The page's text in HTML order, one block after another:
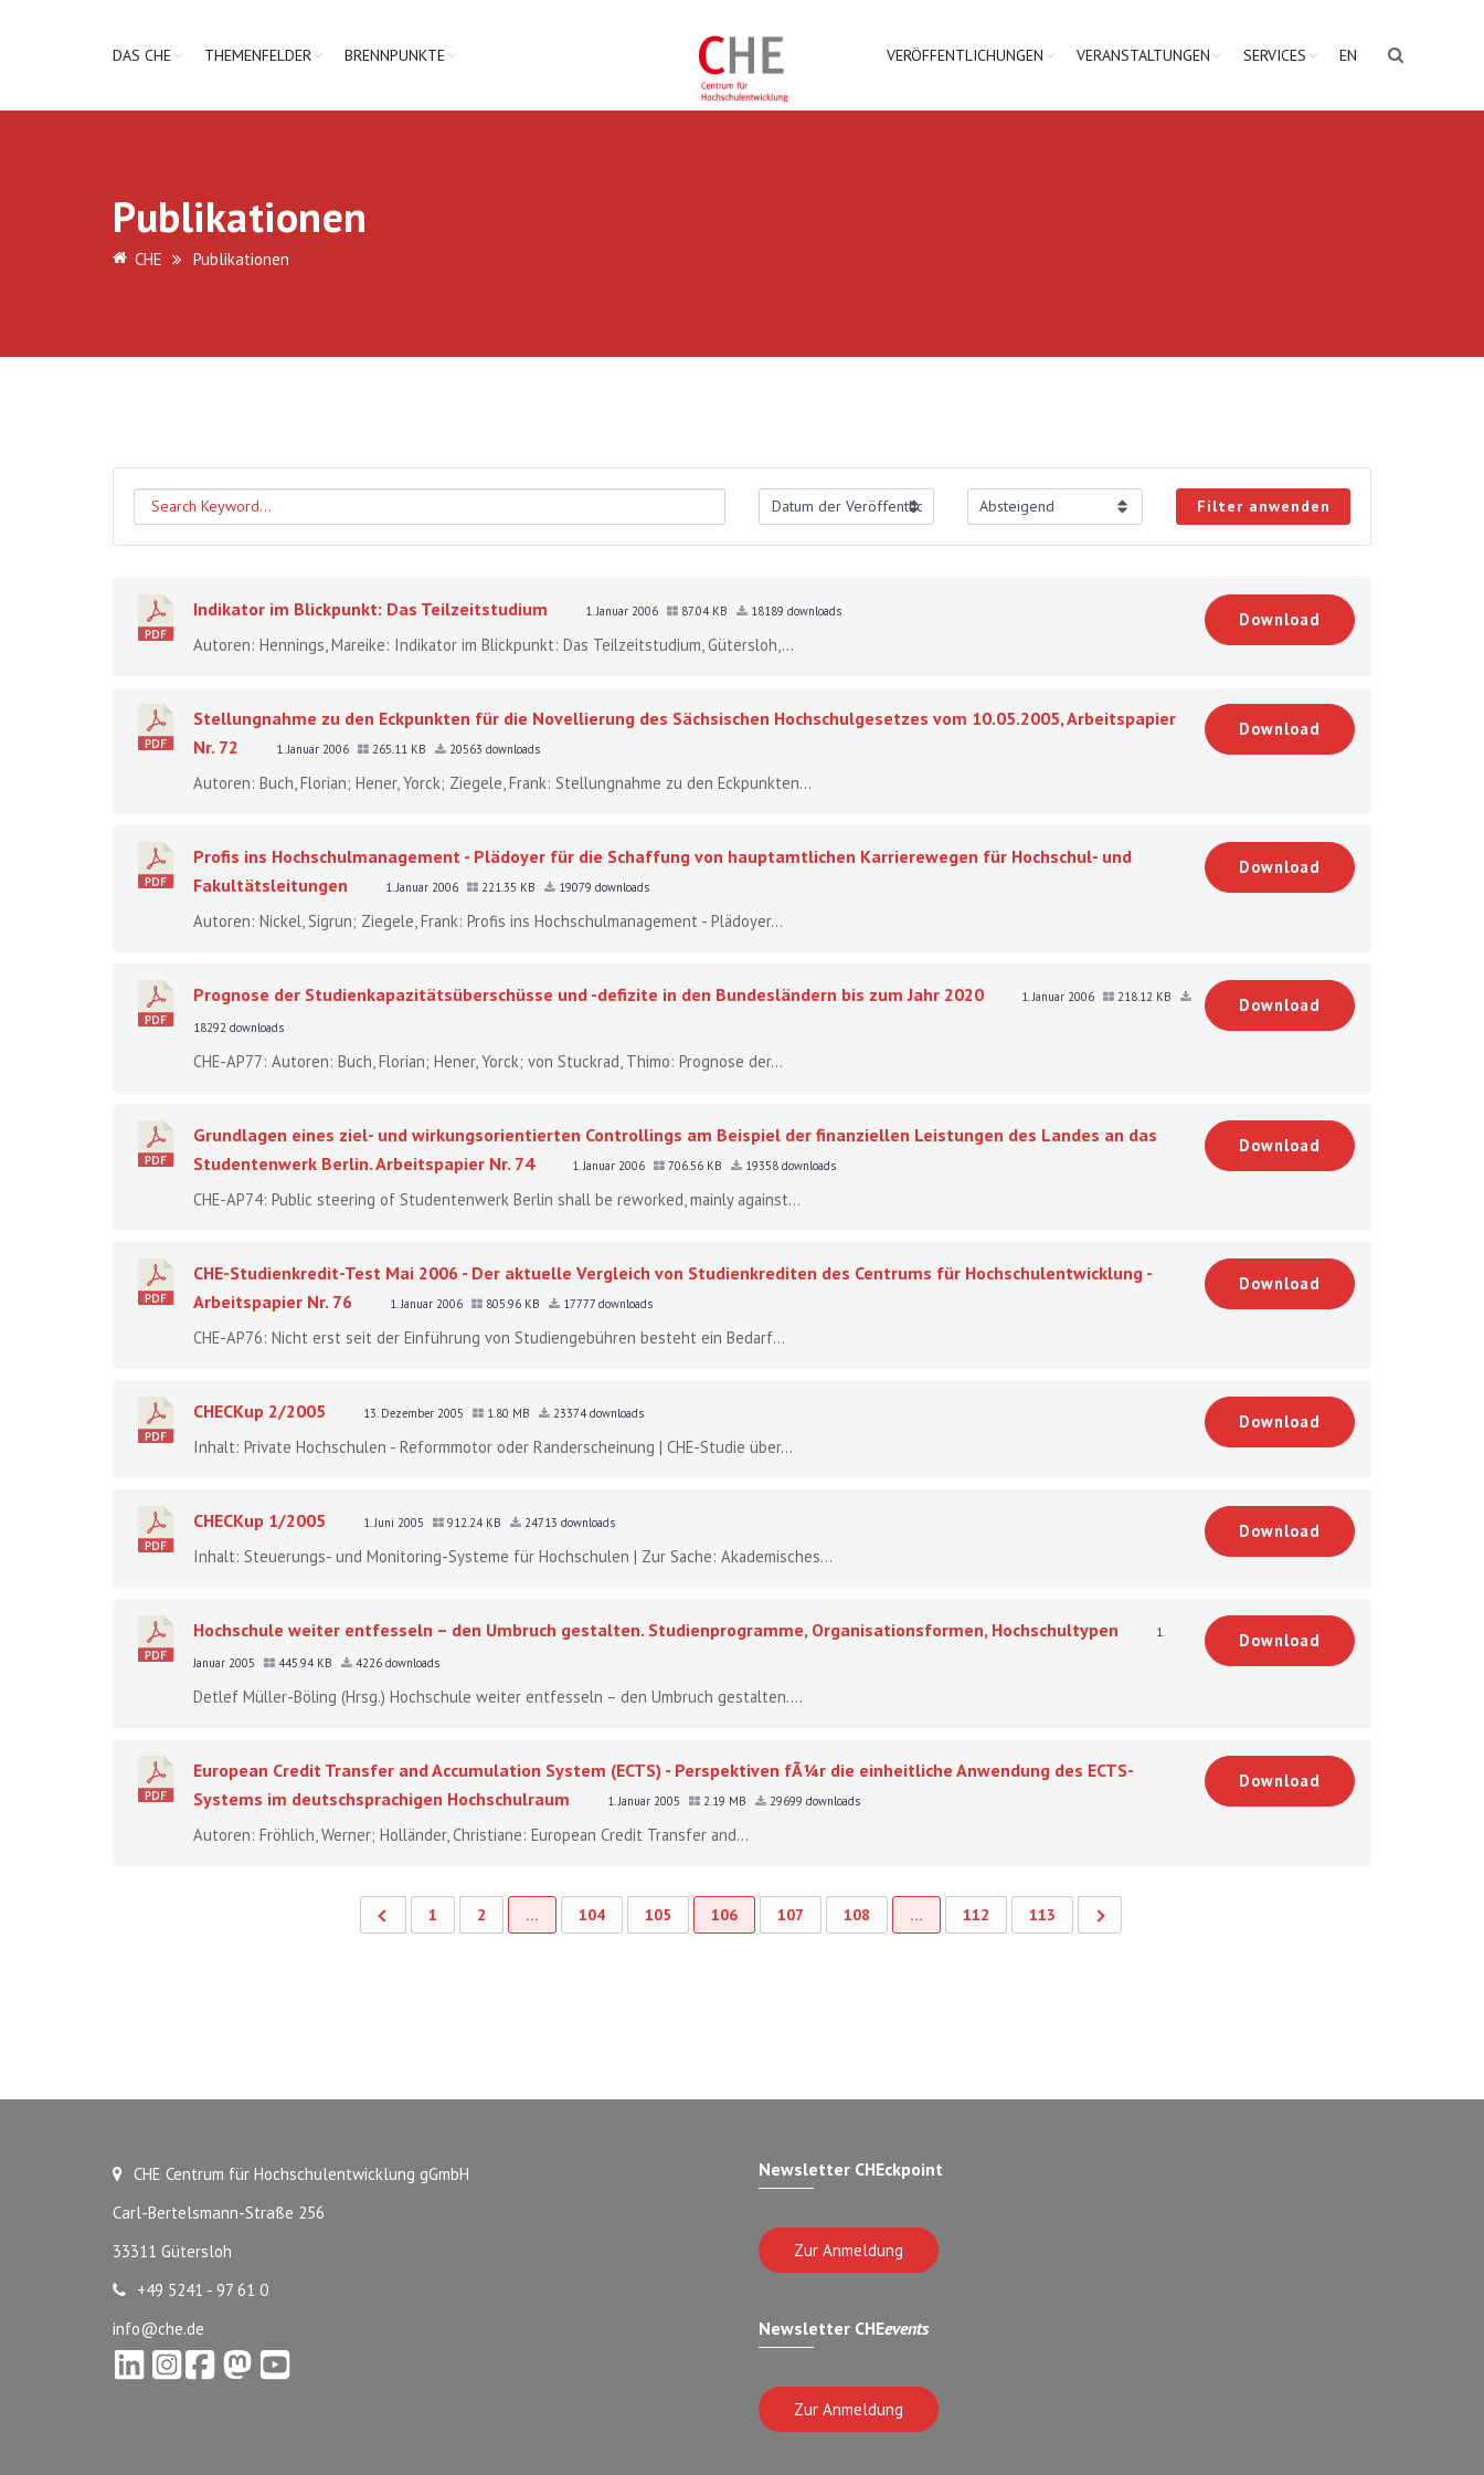
DAS CHE THEMENFELDER BRENNPUNKTE VERÖFFENTLICHUNGEN VERANSTALTUNGEN SERVICES EN
Publikationen
CHE Publikationen
Filter anwenden
Indikator im Blickpunkt: Das Teilzeitstudium 1. Januar 2006 87.04 KB 18189 downloads
Autoren: Hennings, Mareike: Indikator im Blickpunkt: Das Teilzeitstudium, Gütersloh,...
Download
Stellungnahme zu den Eckpunkten für die Novellierung des Sächsischen Hochschulgesetzes vom 10.05.2005, Arbeitspapier
Nr. 72
1. Januar 2006 265.11 KB 20563 downloads
Autoren: Buch, Florian; Hener, Yorck; Ziegele, Frank: Stellungnahme zu den Eckpunkten...
Download
Profis ins Hochschulmanagement - Plädoyer für die Schaffung von hauptamtlichen Karrierewegen für Hochschul- und
Fakultätsleitungen
1. Januar 2006 221.35 KB 19079 downloads
Autoren: Nickel, Sigrun; Ziegele, Frank: Profis ins Hochschulmanagement - Plädoyer...
Download
Prognose der Studienkapazitätsüberschüsse und -defizite in den Bundesländern bis zum Jahr 2020 1. Januar 2006
218.12 KB
18292 downloads
CHE-AP77: Autoren: Buch, Florian; Hener, Yorck; von Stuckrad, Thimo: Prognose der...
Download
Grundlagen eines ziel- und wirkungsorientierten Controllings am Beispiel der finanziellen Leistungen des Landes an das
Studentenwerk Berlin. Arbeitspapier Nr. 74
1. Januar 2006 706.56 KB 19358 downloads
CHE-AP74: Public steering of Studentenwerk Berlin shall be reworked, mainly against...
Download
CHE-Studienkredit-Test Mai 2006 - Der aktuelle Vergleich von Studienkrediten des Centrums für Hochschulentwicklung -
Arbeitspapier Nr. 76
1. Januar 2006 805.96 KB 17777 downloads
CHE-AP76: Nicht erst seit der Einführung von Studiengebühren besteht ein Bedarf...
Download
CHECKup 2/2005 13. Dezember 2005 1.80 MB 23374 downloads
Inhalt: Private Hochschulen - Reformmotor oder Randerscheinung | CHE-Studie über...
Download
CHECKup 1/2005 1. Juni 2005 912.24 KB 24713 downloads
Inhalt: Steuerungs- und Monitoring-Systeme für Hochschulen | Zur Sache: Akademisches...
Download
Hochschule weiter entfesseln – den Umbruch gestalten. Studienprogramme, Organisationsformen, Hochschultypen
1.
Januar 2005
445.94 KB 4226 downloads
Detlef Müller-Böling (Hrsg.) Hochschule weiter entfesseln – den Umbruch gestalten....
Download
European Credit Transfer and Accumulation System (ECTS) - Perspektiven fÃ¼r die einheitliche Anwendung des ECTS-
Systems im deutschsprachigen Hochschulraum
1. Januar 2005 2.19 MB 29699 downloads
Autoren: Fröhlich, Werner; Holländer, Christiane: European Credit Transfer and...
Download
1 2 … 104 105 106 107 108 … 112 113
CHE Centrum für Hochschulentwicklung gGmbH
Carl-Bertelsmann-Straße 256
33311 Gütersloh
+49 5241 - 97 61 0
info@che.de
Newsletter CHEckpoint
Zur Anmeldung
Newsletter CHEevents
Zur Anmeldung